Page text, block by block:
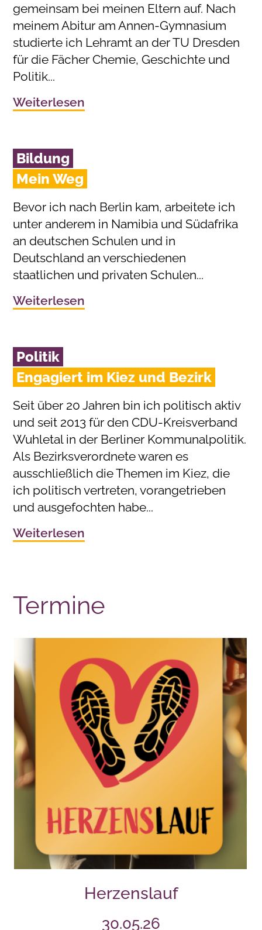
gemeinsam bei meinen Eltern auf. Nach
meinem Abitur am Annen-Gymnasium
studierte ich Lehramt an der TU Dresden
für die Fächer Chemie, Geschichte und
Politik...
Weiterlesen
Bildung
Mein Weg
Bevor ich nach Berlin kam, arbeitete ich
unter anderem in Namibia und Südafrika
an deutschen Schulen und in
Deutschland an verschiedenen
staatlichen und privaten Schulen...
Weiterlesen
Politik
Engagiert im Kiez und Bezirk
Seit über 20 Jahren bin ich politisch aktiv
und seit 2013 für den CDU-Kreisverband
Wuhletal in der Berliner Kommunalpolitik.
Als Bezirksverordnete waren es
ausschließlich die Themen im Kiez, die
ich politisch vertreten, vorangetrieben
und ausgefochten habe...
Weiterlesen
Termine
Herzenslauf
30.05.26